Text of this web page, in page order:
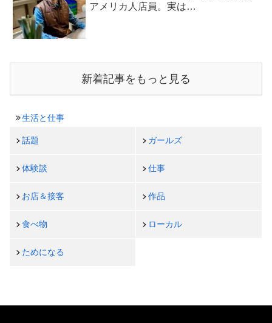
アメリカ人店員。実は…
新着記事をもっと見る
生活と仕事
話題 ガールズ
体験談 仕事
お店＆接客 作品
食べ物 ローカル
ためになる